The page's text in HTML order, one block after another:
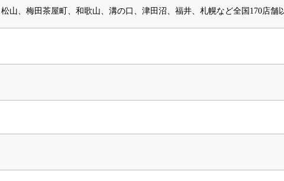
山、梅田茶屋町、和歌山、溝の口、津田沼、福井、札幌など全国170店舗